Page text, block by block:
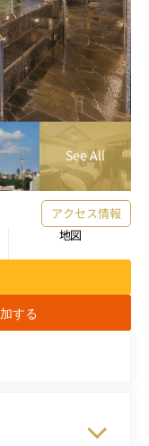
アクセス情報
地図
する